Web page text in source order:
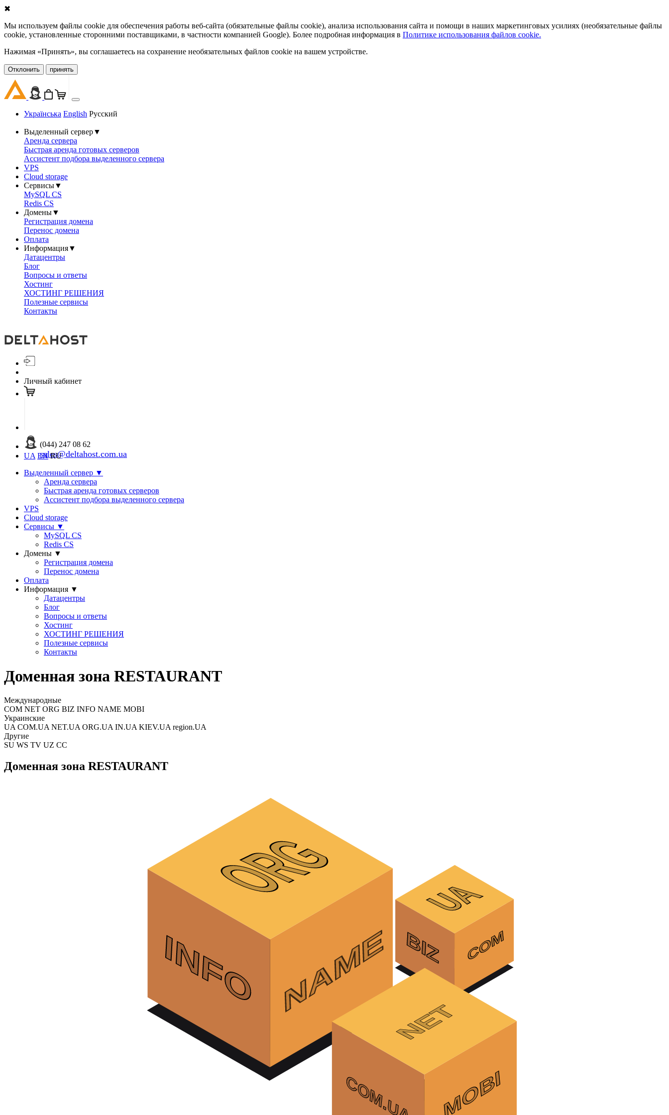
✖
Мы используем файлы cookie для обеспечения работы веб-сайта (обязательные файлы cookie), анализа использования сайта и помощи в наших маркетинговых усилиях (необязательные файлы
cookie, установленные сторонними поставщиками, в частности компанией Google). Более подробная информация в Политике использования файлов cookie.
Нажимая «Принять», вы соглашаетесь на сохранение необязательных файлов cookie на вашем устройстве.
Oтклонить принять
Українська English Русский
Выделенный сервер▼
Аренда сервера
Быстрая аренда готовых серверов
Ассистент подбора выделенного сервера
VPS
Cloud storage
Сервисы▼
MySQL CS
Redis CS
Домены▼
Регистрация домена
Перенос домена
Оплата
Информация▼
Датацентры
Блог
Вопросы и ответы
Хостинг
ХОСТИНГ РЕШЕНИЯ
Полезные сервисы
Контакты
Личный кабинет
(044) 247 08 62
sales@deltahost.com.ua
UA EN RU
Выделенный сервер ▼
Аренда сервера
Быстрая аренда готовых серверов
Ассистент подбора выделенного сервера
VPS
Cloud storage
Сервисы ▼
MySQL CS
Redis CS
Домены ▼
Регистрация домена
Перенос домена
Оплата
Информация ▼
Датацентры
Блог
Вопросы и ответы
Хостинг
ХОСТИНГ РЕШЕНИЯ
Полезные сервисы
Контакты
Доменная зона RESTAURANT
Международные
COM NET ORG BIZ INFO NAME MOBI
Украинские
UA COM.UA NET.UA ORG.UA IN.UA KIEV.UA region.UA
Другие
SU WS TV UZ CC
Доменная зона RESTAURANT